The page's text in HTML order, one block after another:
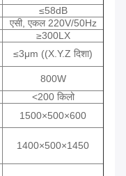
≤58dB
एसी, एकल 220V/50Hz
≥300LX
≤3μm ((X.Y.Z दिशा)
800W
<200 किलो
1500×500×600
1400×500×1450